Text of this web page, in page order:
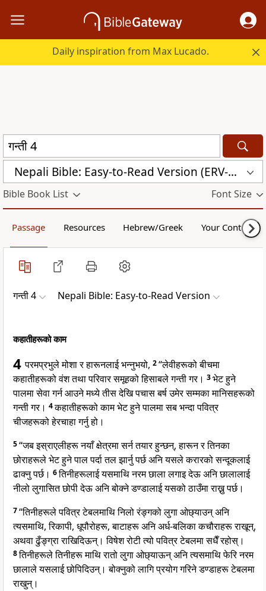
Daily inspiration from Max Lucado.
Nepali Bible: Easy-to-Read Version (ERV-NE)
Bible Book List Font Size
Passage Resources Hebrew/Greek Your Content
गन्ती 4 Nepali Bible: Easy-to-Read Version
कहातीहरूको काम
4परमप्रभुले मोशा र हारूनलाई भन्नुभयो, 2“लेवीहरूको बीचमा
कहातीहरूको वंश तथा परिवार समूहको हिसाबले गन्ती गर। 3भेट हुने
पालमा सेवा गर्न आउने मध्ये तीस देखि पचास बर्ष उमेर सम्मका मानिसहरूको
गन्ती गर। 4कहातीहरूको काम भेट हुने पालमा सब भन्दा पवित्र
चीजहरूको हेरचाहा गर्नु हो।
5“जब इस्राएलीहरू नयाँ क्षेत्रमा सर्न तयार हुन्छन्, हारून र तिनका
छोराहरूले भेट हुने पाल पर्दा तल झार्नु पर्छ अनि यसले करारको सन्दूकलाई
ढाक्नु पर्छ। 6तिनीहरूलाई यसमाथि नरम छाला लगाइ देऊ अनि छालालाई
नीलो लुगासित छोपी देऊ अनि बोक्ने डण्डालाई यसको ठाउँमा राख्नु पर्छ।
7“तिनीहरूले पवित्र टेबलमाथि निलो रंङ्गको लुगा ओछ्याउन् अनि
त्यसमाथि, रिकापी, धूपौरोहरू, बाटाहरू अनि अर्ध-बलिका कचौराहरू राखून्,
अथवा ढुँङ्ग्रा राखिदिऊन्। विषेश रोटी त्यो पवित्र टेबलमा सधैँ रहोस्।
8तिनीहरूले तिनीहरू माथि रातो लुगा ओछ्याऊन् अनि त्यसमाथि फेरि नरम
छालाले यसलाई छोपिदिउन्। बोक्नुको लागि प्रयोग गरिने डण्डाहरू टेबलमा
राखुन्।